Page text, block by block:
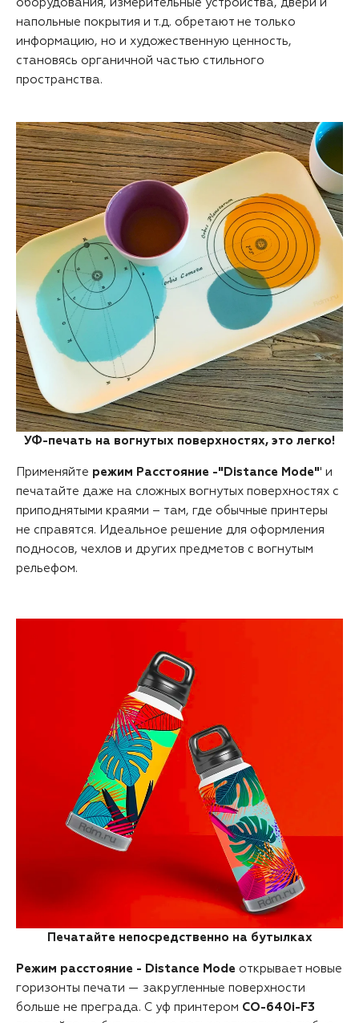
оборудования, измерительные устройства, двери и
напольные покрытия и т.д. обретают не только
информацию, но и художественную ценность,
становясь органичной частью стильного
пространства.
УФ-печать на вогнутых поверхностях, это легко!
Применяйте режим Расстояние -"Distance Mode"' и
печатайте даже на сложных вогнутых поверхностях с
приподнятыми краями – там, где обычные принтеры
не справятся. Идеальное решение для оформления
подносов, чехлов и других предметов с вогнутым
рельефом.
Печатайте непосредственно на бутылках
Режим расстояние - Distance Mode открывает новые
горизонты печати — закругленные поверхности
больше не преграда. С уф принтером CO-640i-F3